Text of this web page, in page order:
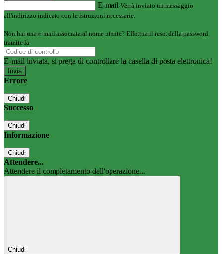
E-mail Verrà inviato un messaggio
all'indirizzo indicato con le istruzioni necessarie.
Non hai una e-mail associata al nome utente? Effettua il reset della password
tramite la
E-mail inviata, si prega di controllare la casella di posta elettronica!
Errore
Chiudi
Successo
Chiudi
Informazione
Chiudi
Attendere...
Attendere il completamento dell'operazione...
Chiudi